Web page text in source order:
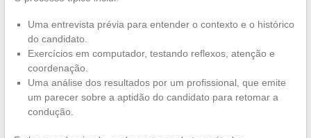
Uma entrevista prévia para entender o contexto e o histórico
do candidato.
Exercícios em computador, testando reflexos, atenção e
coordenação.
Uma análise dos resultados por um profissional, que emite
um parecer sobre a aptidão do candidato para retomar a
condução.